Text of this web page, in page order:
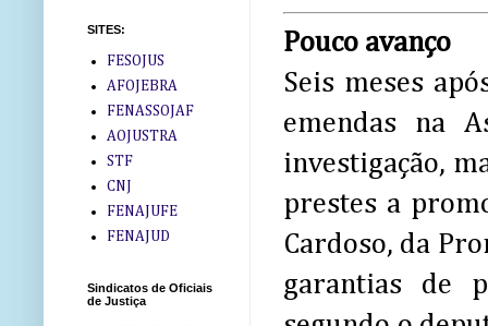
Pouco avanço
Seis meses
emendas na
investigação,
prestes a
Cardoso, da
garantias de
SITES:
FESOJUS
AFOJEBRA
FENASSOJAF
AOJUSTRA
STF
CNJ
FENAJUFE
FENAJUD
Sindicatos de Oficiais
de Justiça